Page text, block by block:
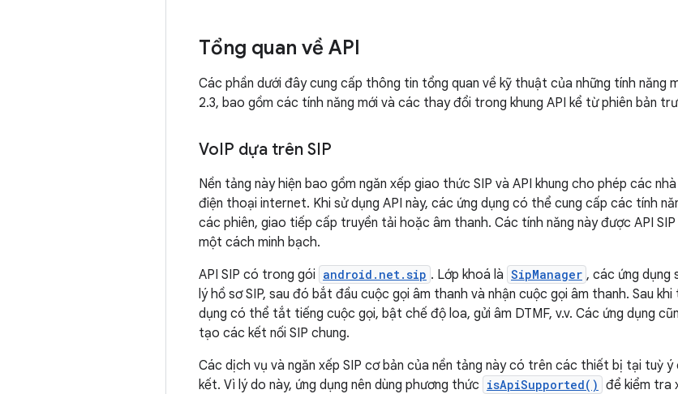
Tổng quan về API
Các phần dưới đây cung cấp thông tin tổng quan về kỹ thuật của những tính năng
2.3, bao gồm các tính năng mới và các thay đổi trong khung API kể từ phiên bản
VoIP dựa trên SIP
Nền tảng này hiện bao gồm ngăn xếp giao thức SIP và API khung cho phép các
điện thoại internet. Khi sử dụng API này, các ứng dụng có thể cung cấp các tính
các phiên, giao tiếp cấp truyền tải hoặc âm thanh. Các tính năng này được API
một cách minh bạch.
API SIP có trong gói android.net.sip . Lớp khoá là SipManager , các ứng dụng
lý hồ sơ SIP, sau đó bắt đầu cuộc gọi âm thanh và nhận cuộc gọi âm thanh. Sau
dụng có thể tắt tiếng cuộc gọi, bật chế độ loa, gửi âm DTMF, v.v. Các ứng dụng
tạo các kết nối SIP chung.
Các dịch vụ và ngăn xếp SIP cơ bản của nền tảng này có trên các thiết bị tại tuỳ ý
kết. Vì lý do này, ứng dụng nên dùng phương thức isApiSupported() để kiểm tra